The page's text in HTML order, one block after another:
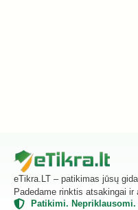
eTikra.LT – patikimas jūsų
Padedame rinktis atsakingai
Patikimi. Nepriklausomi.